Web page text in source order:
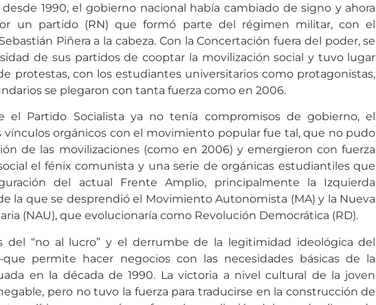
1990, el gobierno nacional había cambiado de signo y ahora
un partido (RN) que formó parte del régimen militar, con el
Piñera a la cabeza. Con la Concertación fuera del poder, se
de sus partidos de cooptar la movilización social y tuvo lugar
protestas, con los estudiantes universitarios como protagonistas,
se plegaron con tanta fuerza como en 2006.
el Partido Socialista ya no tenía compromisos de gobierno, el
vínculos orgánicos con el movimiento popular fue tal, que no pudo
de las movilizaciones (como en 2006) y emergieron con fuerza
el fénix comunista y una serie de orgánicas estudiantiles que
del actual Frente Amplio, principalmente la Izquierda
la que se desprendió el Movimiento Autonomista (MA) y la Nueva
(NAU), que evolucionaría como Revolución Democrática (RD).
del “no al lucro” y el derrumbe de la legitimidad ideológica del
permite hacer negocios con las necesidades básicas de la
en la década de 1990. La victoria a nivel cultural de la joven
pero no tuvo la fuerza para traducirse en la construcción de